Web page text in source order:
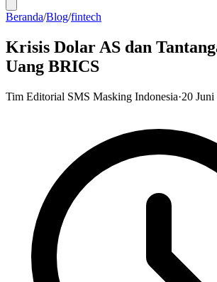
Beranda/Blog/fintech
Krisis Dolar AS dan
Uang BRICS
Tim Editorial SMS Masking Indonesia·20 Juni